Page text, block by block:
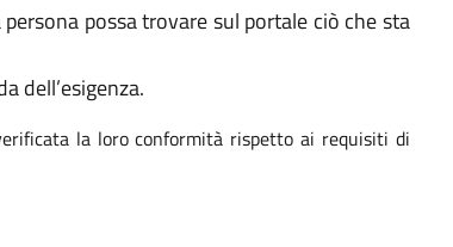
possa trovare sul portale ciò che sta
dell’esigenza.
la loro conformità rispetto ai requisiti di